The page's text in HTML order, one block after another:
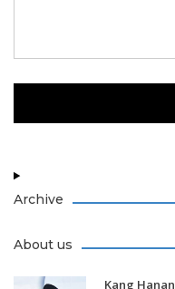
Archive
About us
Kang Hanan